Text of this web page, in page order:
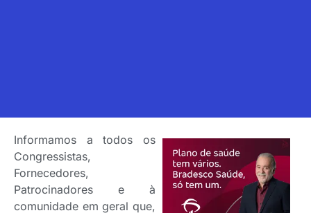
Informamos a todos os
Congressistas,
Fornecedores,
Patrocinadores e à
comunidade em geral que,